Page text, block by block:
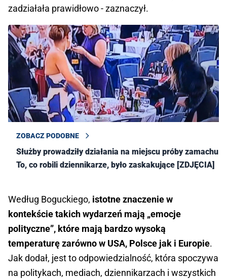
zadziałała prawidłowo - zaznaczył.
ZOBACZ PODOBNE
Służby prowadziły działania na miejscu próby zamachu.
To, co robili dziennikarze, było zaskakujące [ZDJĘCIA]
Według Boguckiego, istotne znaczenie w
kontekście takich wydarzeń mają „emocje
polityczne”, które mają bardzo wysoką
temperaturę zarówno w USA, Polsce jak i Europie.
Jak dodał, jest to odpowiedzialność, która spoczywa
na politykach, mediach, dziennikarzach i wszystkich